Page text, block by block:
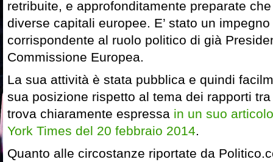
retribuite, e approfonditamente preparate
diverse capitali europee. E’ stato un
corrispondente al ruolo politico di già
Commissione Europea.
La sua attività è stata pubblica e quindi
sua posizione rispetto al tema dei rapporti
trova chiaramente espressa in un suo articolo
York Times del 20 febbraio 2014.
Quanto alle circostanze riportate da